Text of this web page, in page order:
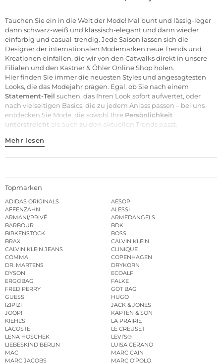
Tauchen Sie ein in die Welt der Mode! Mal bunt und lässig-leger
dann schwarz-weiß und klassisch-elegant und dann wieder
einfarbig und casual-trendig. Jede Saison lassen sich die
Designer der internationalen Modemarken neue Trends und
Kreationen einfallen, die wir von den Catwalks direkt in unsere
Filialen und den Kastner & Öhler Online Shop holen.
Hier finden Sie immer die neuesten Styles und angesagtesten
Looks, die das Modejahr prägen. Egal, ob Sie nach einem
Statement-Teil suchen, das Ihren Look sofort aufwertet, oder
nach vielseitigen Basics, die zu jedem Anlass passen – bei uns
entdecken Sie Mode, die sowohl Ihre Persönlichkeit
unterstreicht als auch zu den aktuellen Trends passt.
Mehr lesen
Topmarken
ADIDAS ORIGINALS
AESOP
AFFENZAHN
ALESSI
ARMANI/PRIVÉ
ARMEDANGELS
BARBOUR
BDK
BIRKENSTOCK
BOSS
BRAX
CALVIN KLEIN
CALVIN KLEIN JEANS
CLINIQUE
COMMA
COPENHAGEN
DR. MARTENS
DRYKORN
DYSON
ECOALF
ERGOBAG
FALKE
FRED PERRY
GOT BAG
GUESS
HUGO
IZIPIZI
JACK & JONES
JOOP!
KAPTEN & SON
KIEHL’S
LA PRAIRIE
LACOSTE
LE CREUSET
LENA HOSCHEK
LEVI’S®
LIEBESKIND BERLIN
LUISA CERANO
MAC
MARC CAIN
MARC JACOBS
MARC O’POLO